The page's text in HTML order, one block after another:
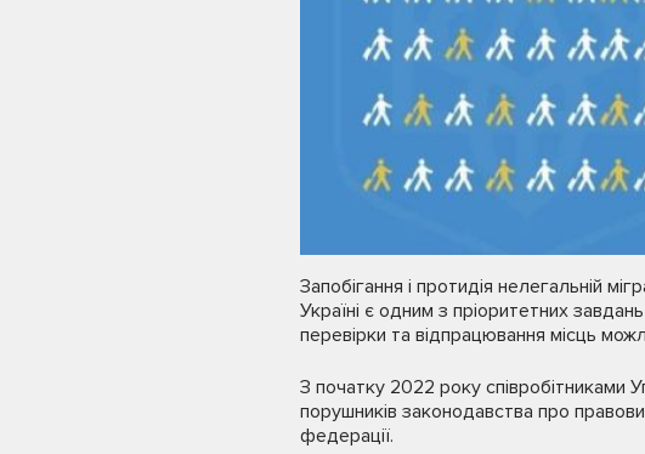
Запобігання і протидія нелегальній
Україні є одним з пріоритетних
перевірки та відпрацювання місць
З початку 2022 року співробітниками
порушників законодавства про
федерації.